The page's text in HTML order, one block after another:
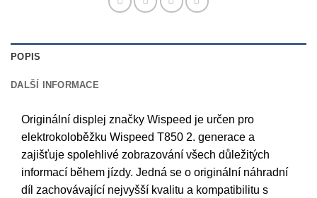
POPIS
DALŠÍ INFORMACE
Originální displej značky Wispeed je určen pro
elektrokoloběžku Wispeed T850 2. generace a
zajišťuje spolehlivé zobrazování všech důležitých
informací během jízdy. Jedná se o originální náhradní
díl zachovávající nejvyšší kvalitu a kompatibilitu s